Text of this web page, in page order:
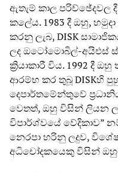
ඇතැම් කාල
කලේය. 1983 දී ඔහු,
කරනු ලැබ, DISK
ලද ඔටෝමොබිල්-අයිඑස්
ක්‍රියාකාරී විය. 1992 දී
ආරම්භ කර තුබූ DISKහි
දෙපාර්තමේන්තුවේ
වෙතත්, ඔහු විසින් ලියන ලද
විපාර්ශ්වයේ වේදිකාව”
නෙරපා හරිනු ලදුව,
අධිචෝදකයෙකු විසින්